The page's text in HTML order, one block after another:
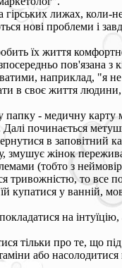
лижах, коли-
нові проблеми і
їх життя
пов'язана з
наприклад, "я
в своє життя
- медичну карту
починається
в заповітний
змушує жінок
(тобто з
тривожністю, то все
купатися у ванній,
на
тільки про те, що
або